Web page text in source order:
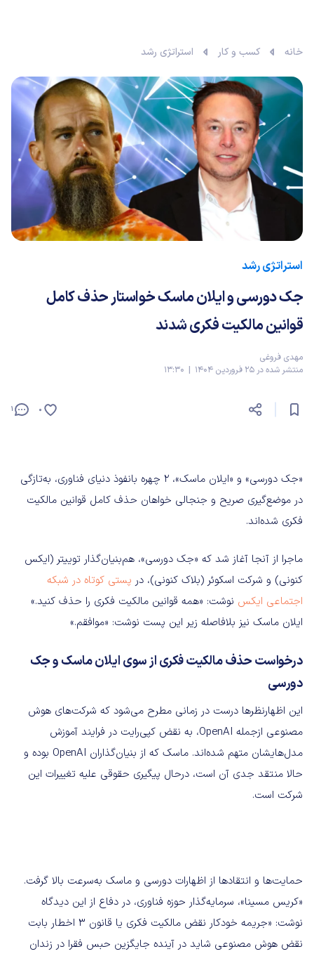
خانه کسب و کار استراتژی رشد
استراتژی رشد
جک دورسی و ایلان ماسک خواستار حذف کامل
قوانین مالکیت فکری شدند
مهدی فروغی
منتشر شده در 25 فروردین 1404 | 13:30
1 0
«جک دورسی» و «ایلان ماسک»، ۲ چهره بانفوذ دنیای فناوری، به‌تازگی
در موضع‌گیری صریح و جنجالی خواهان حذف کامل قوانین مالکیت
فکری شده‌اند.
ماجرا از آنجا آغاز شد که «جک دورسی»، هم‌بنیان‌گذار توییتر (ایکس
کنونی) و شرکت اسکوئر (بلاک کنونی)، در پستی کوتاه در شبکه
اجتماعی ایکس نوشت: «همه قوانین مالکیت فکری را حذف کنید.»
ایلان ماسک نیز بلافاصله زیر این پست نوشت: «موافقم.»
درخواست حذف مالکیت فکری از سوی ایلان ماسک و جک
دورسی
این اظهارنظرها درست در زمانی مطرح می‌شود که شرکت‌های هوش
مصنوعی ازجمله OpenAI، به نقض کپی‌رایت در فرایند آموزش
مدل‌هایشان متهم شده‌اند. ماسک که از بنیان‌گذاران OpenAI بوده و
حالا منتقد جدی آن است، درحال پیگیری حقوقی علیه تغییرات این
شرکت است.
حمایت‌ها و انتقادها از اظهارات دورسی و ماسک به‌سرعت بالا گرفت.
«کریس مسینا»، سرمایه‌گذار حوزه فناوری، در دفاع از این دیدگاه
نوشت: «جریمه خودکار نقض مالکیت فکری یا قانون 3 اخطار بابت
نقض هوش مصنوعی شاید در آینده جایگزین حبس فقرا در زندان